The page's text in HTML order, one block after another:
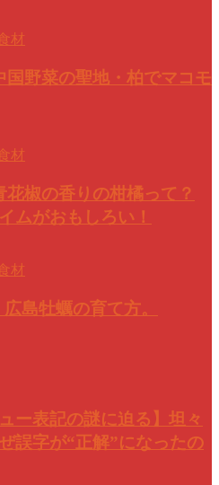
材
国野菜の聖地・柏でマコモ
材
花椒の香りの柑橘って？
ムがおもしろい！
材
島牡蠣の育て方。
ー表記の謎に迫る】坦々
誤字が“正解”になったの